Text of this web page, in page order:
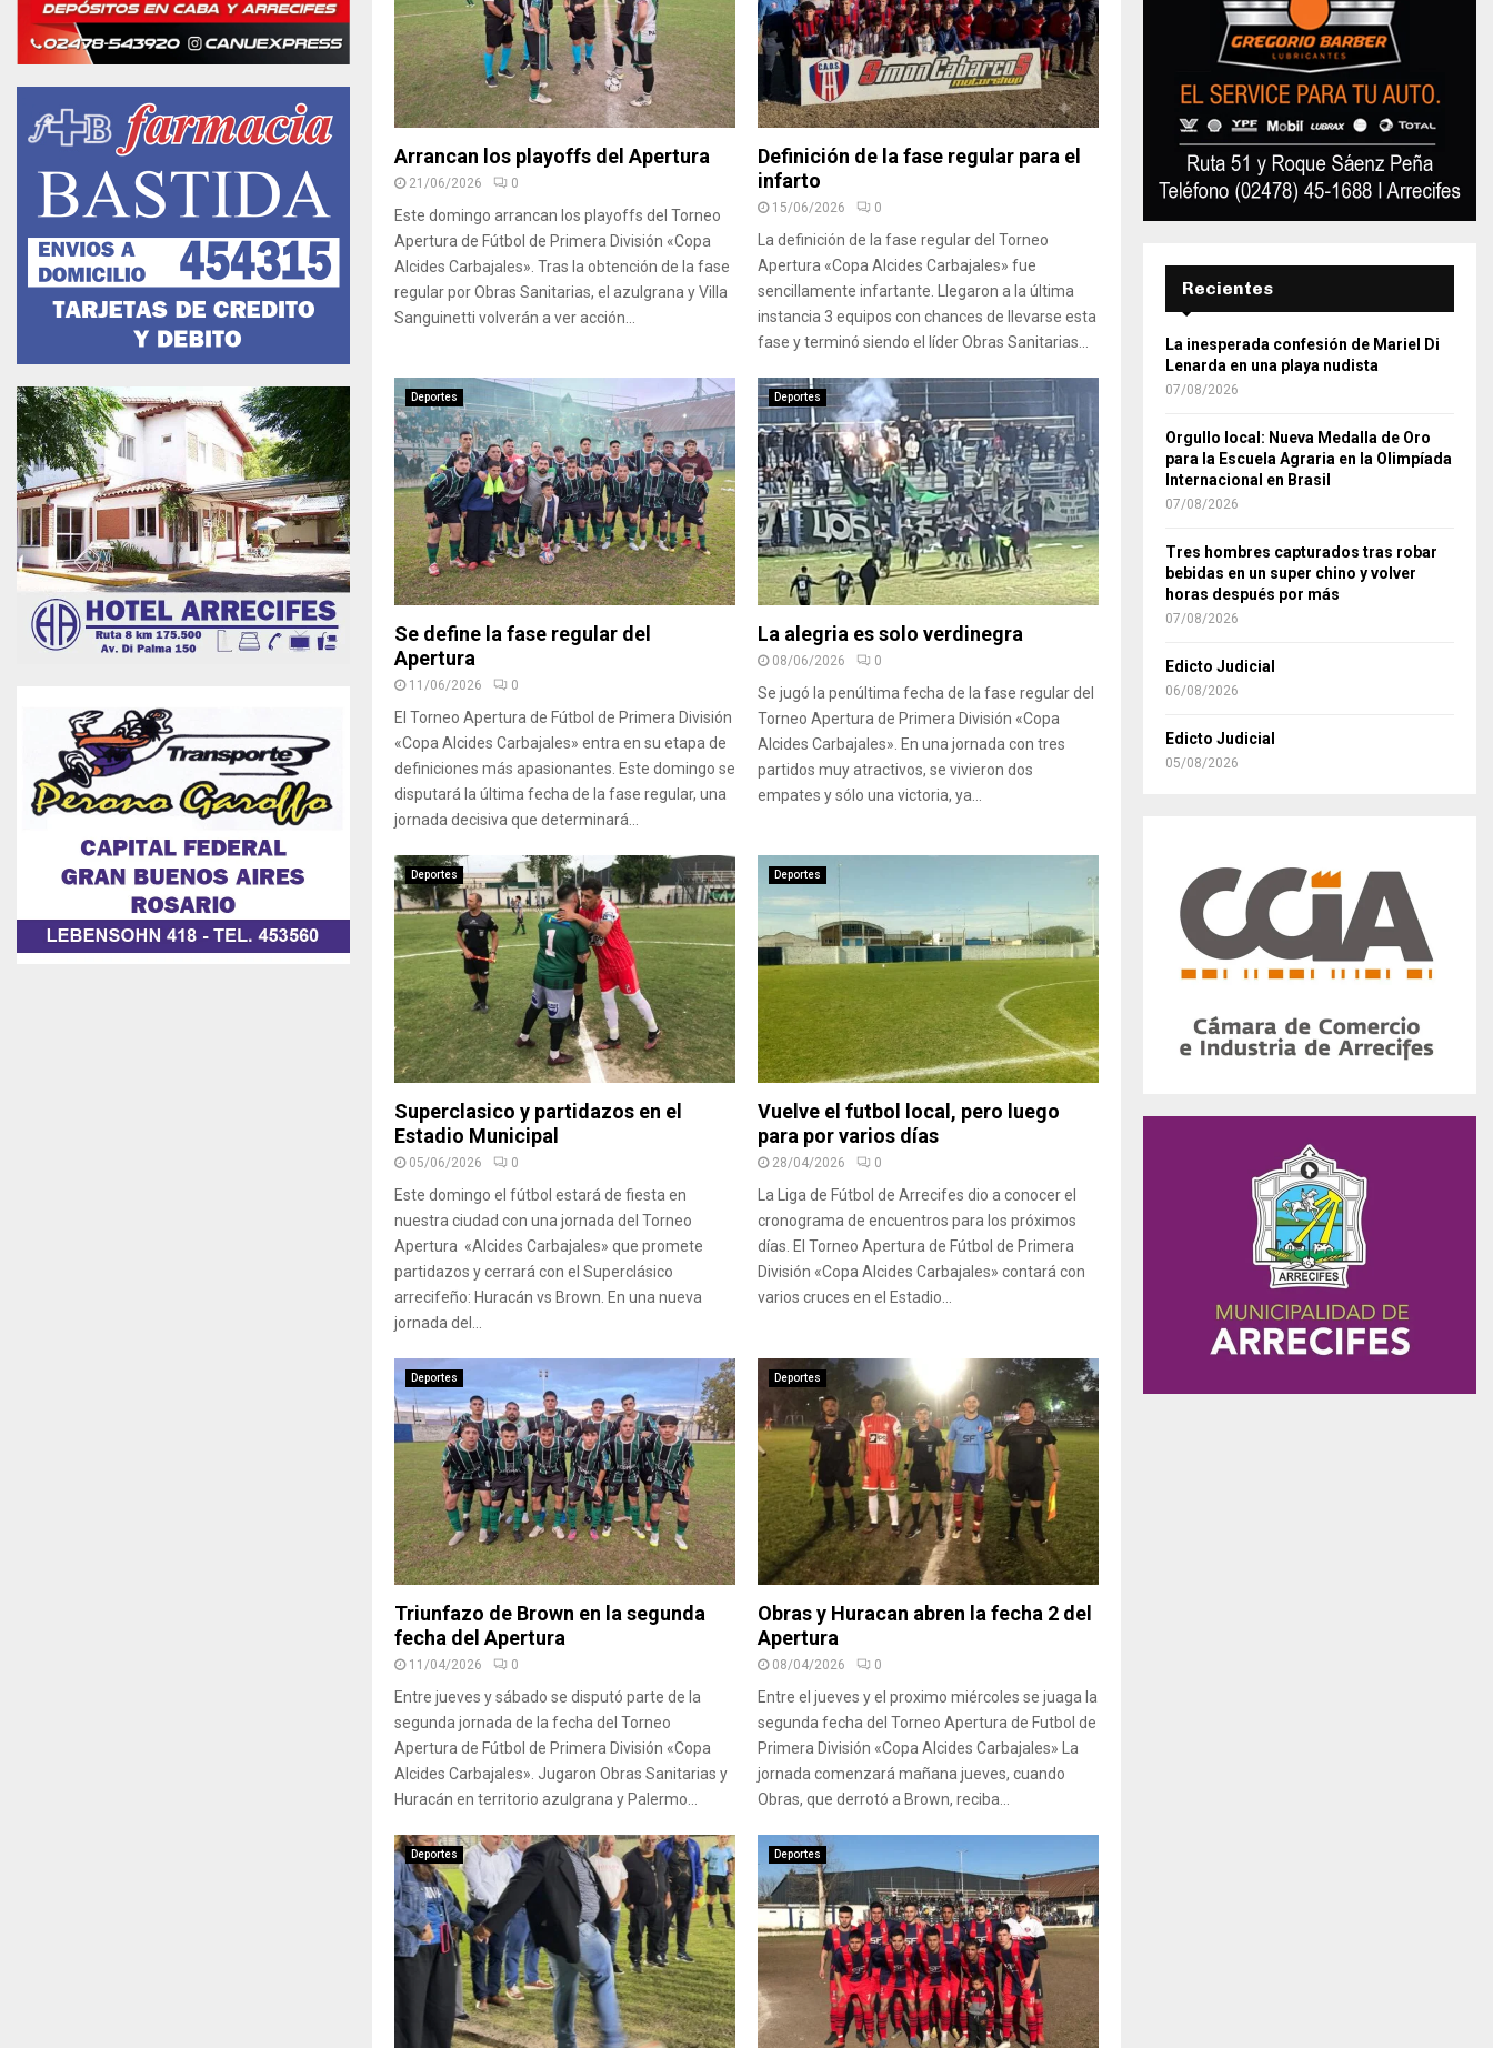
Arrancan los playoffs del Apertura
21/06/2026 0
Este domingo arrancan los playoffs del Torneo
Apertura de Fútbol de Primera División «Copa
Alcides Carbajales». Tras la obtención de la fase
regular por Obras Sanitarias, el azulgrana y Villa
Sanguinetti volverán a ver acción...
Definición de la fase regular para el
infarto
15/06/2026 0
La definición de la fase regular del Torneo
Apertura «Copa Alcides Carbajales» fue
sencillamente infartante. Llegaron a la última
instancia 3 equipos con chances de llevarse esta
fase y terminó siendo el líder Obras Sanitarias...
Deportes
Se define la fase regular del
Apertura
11/06/2026 0
El Torneo Apertura de Fútbol de Primera División
«Copa Alcides Carbajales» entra en su etapa de
definiciones más apasionantes. Este domingo se
disputará la última fecha de la fase regular, una
jornada decisiva que determinará...
Deportes
La alegria es solo verdinegra
08/06/2026 0
Se jugó la penúltima fecha de la fase regular del
Torneo Apertura de Primera División «Copa
Alcides Carbajales». En una jornada con tres
partidos muy atractivos, se vivieron dos
empates y sólo una victoria, ya...
Deportes
Superclasico y partidazos en el
Estadio Municipal
05/06/2026 0
Este domingo el fútbol estará de fiesta en
nuestra ciudad con una jornada del Torneo
Apertura «Alcides Carbajales» que promete
partidazos y cerrará con el Superclásico
arrecifeño: Huracán vs Brown. En una nueva
jornada del...
Deportes
Vuelve el futbol local, pero luego
para por varios días
28/04/2026 0
La Liga de Fútbol de Arrecifes dio a conocer el
cronograma de encuentros para los próximos
días. El Torneo Apertura de Fútbol de Primera
División «Copa Alcides Carbajales» contará con
varios cruces en el Estadio...
Deportes
Triunfazo de Brown en la segunda
fecha del Apertura
11/04/2026 0
Entre jueves y sábado se disputó parte de la
segunda jornada de la fecha del Torneo
Apertura de Fútbol de Primera División «Copa
Alcides Carbajales». Jugaron Obras Sanitarias y
Huracán en territorio azulgrana y Palermo...
Deportes
Obras y Huracan abren la fecha 2 del
Apertura
08/04/2026 0
Entre el jueves y el proximo miércoles se juaga la
segunda fecha del Torneo Apertura de Futbol de
Primera División «Copa Alcides Carbajales» La
jornada comenzará mañana jueves, cuando
Obras, que derrotó a Brown, reciba...
Deportes Deportes
Recientes
La inesperada confesión de Mariel Di
Lenarda en una playa nudista
07/08/2026
Orgullo local: Nueva Medalla de Oro
para la Escuela Agraria en la Olimpíada
Internacional en Brasil
07/08/2026
Tres hombres capturados tras robar
bebidas en un super chino y volver
horas después por más
07/08/2026
Edicto Judicial
06/08/2026
Edicto Judicial
05/08/2026